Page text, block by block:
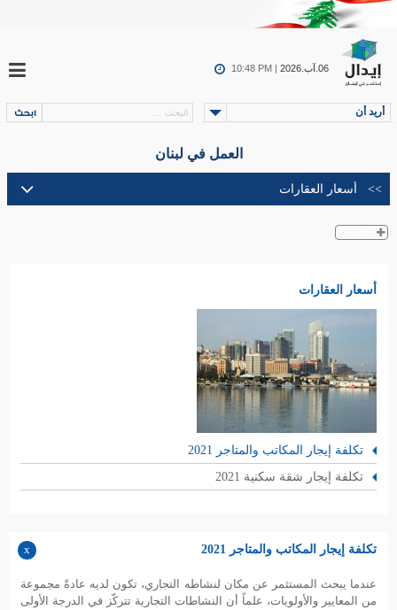
06.آب.2026 10:48 PM |
أريد أن
العمل في لبنان
أسعار العقارات
تكلفة إيجار المكاتب والمتاجر 2021
تكلفة إيجار شقة سكنية 2021
تكلفة إيجار المكاتب والمتاجر 2021
عندما يبحث المستثمر عن مكان لنشاطه التجاري، تكون لديه عادةً مجموعة
من المعايير والأولويات، علماً أن النشاطات التجارية تتركّز في الدرجة الأولى